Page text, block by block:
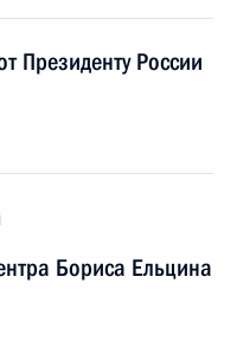
Президенту России
Бориса Ельцина